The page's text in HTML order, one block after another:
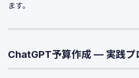
ます。
ChatGPT予算作成 — 実践プ